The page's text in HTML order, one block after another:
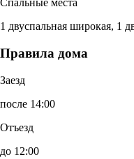
Спальные места
1 двуспальная широкая, 1
Правила дома
Заезд
после 14:00
Отъезд
до 12:00